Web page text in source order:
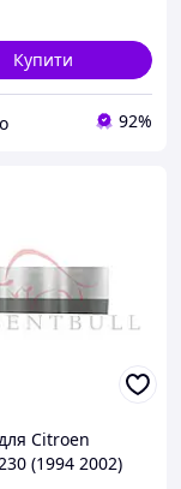
Купити
92%
Citroen
(1994 2002)